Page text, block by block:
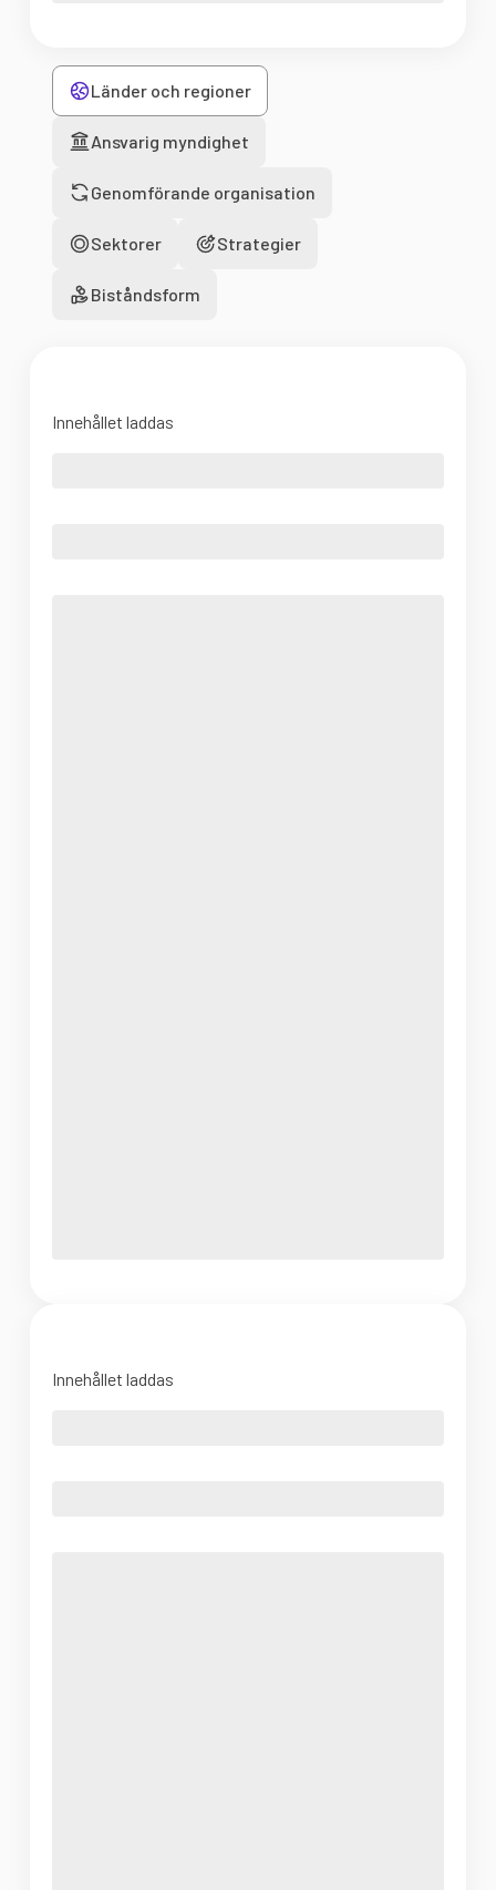
Länder och regioner
Ansvarig myndighet
Genomförande organisation
Sektorer Strategier
Biståndsform
Innehållet laddas
Innehållet laddas